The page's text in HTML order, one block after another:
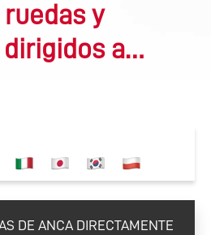
y
a
máquinas,
dispositivo
Fi Dongle
DE ANCA DIRECTAMENTE